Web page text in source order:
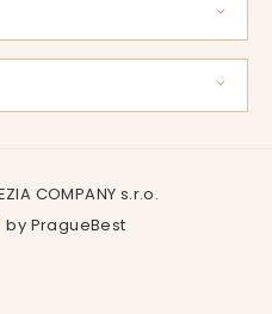
COMPANY s.r.o.
PragueBest